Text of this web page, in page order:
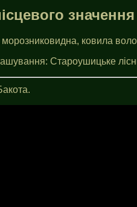
ковила
Староушицьке